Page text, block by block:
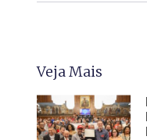
Veja Mais